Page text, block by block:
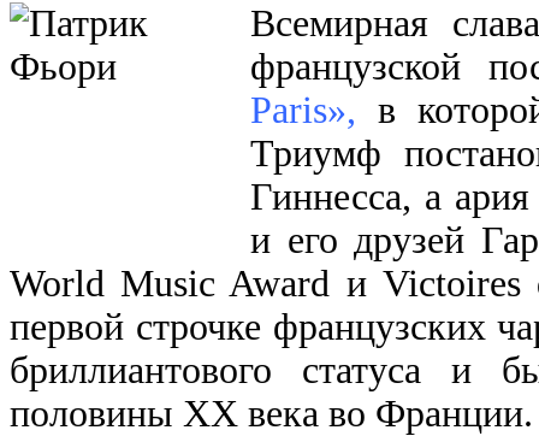
Всемирная
французской
Paris», в
Триумф
Гиннесса, а
и его друзей
World Music Award и Victoires
первой строчке французских
бриллиантового статуса и
половины XX века во Франции.